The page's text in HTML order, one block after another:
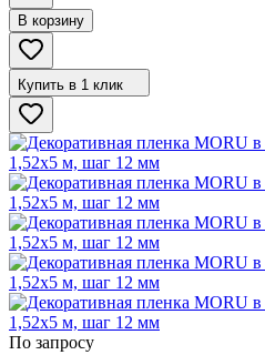
В корзину
Купить в 1 клик
По запросу